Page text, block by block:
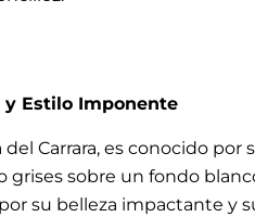
y Estilo Imponente
del Carrara, es conocido
sobre un fondo
su belleza impactante y